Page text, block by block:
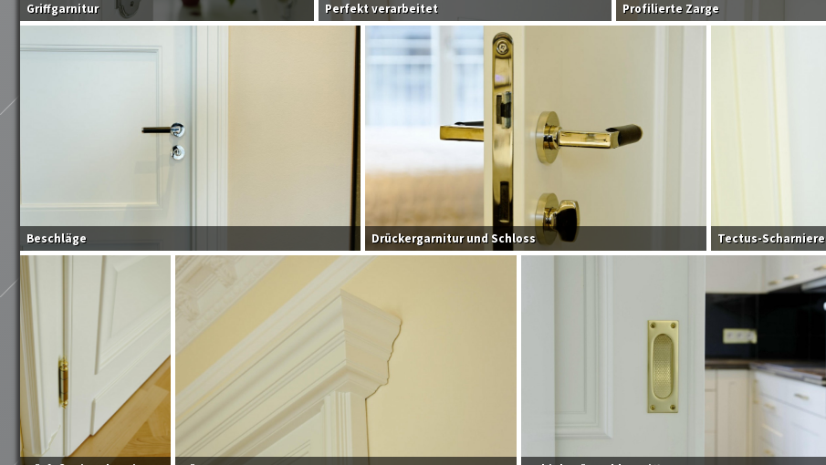
Griffgarnitur Perfekt verarbeitet Profilierte Zarge
Beschläge Drückergarnitur und Schloss Tectus-Scharniere